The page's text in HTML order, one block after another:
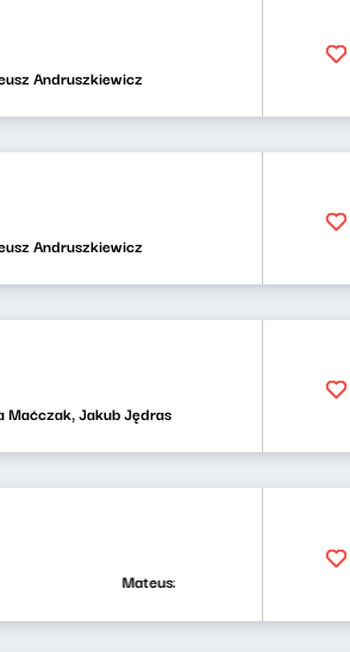
Andruszkiewicz
Andruszkiewicz
Maćczak, Jakub Jędras
Mateusz Andruszkiewicz, Zuzanna